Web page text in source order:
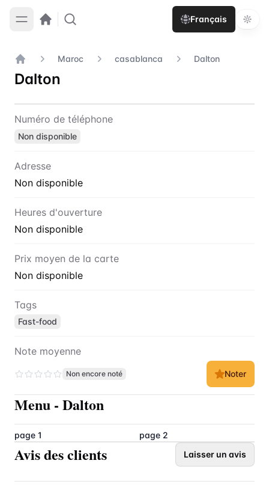
Français
Accueil
Maroc casablanca Dalton
Dalton
Contact Dalton
Numéro de téléphone
Non disponible
Adresse
Non disponible
Heures d'ouverture
Non disponible
Prix moyen de la carte
Non disponible
Tags
Fast-food
Note moyenne
Non encore noté Noter
Menu - Dalton
page 1 page 2
Avis des clients Laisser un avis